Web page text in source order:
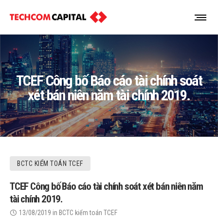
TCEF Công bố Báo cáo tài chính soát
xét bán niên năm tài chính 2019.
BCTC KIỂM TOÁN TCEF
TCEF Công bố Báo cáo tài chính soát xét bán niên năm
tài chính 2019.
13/08/2019 in BCTC kiểm toán TCEF